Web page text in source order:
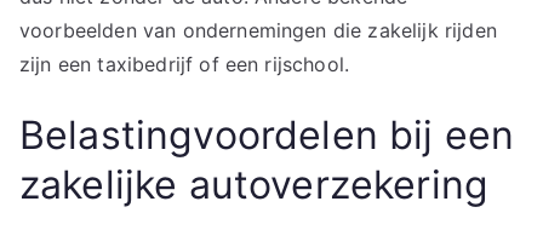
voorbeelden van ondernemingen die zakelijk rijden
zijn een taxibedrijf of een rijschool.
Belastingvoordelen bij een
zakelijke autoverzekering